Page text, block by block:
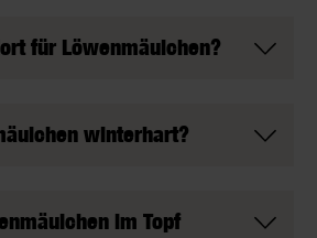
für Löwenmäulchen?
winterhart?
im Topf